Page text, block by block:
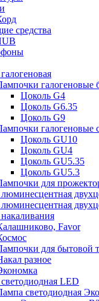
средства
галогеновые
Цоколь G4
Цоколь G6.35
Цоколь G9
галогеновые
Цоколь GU10
Цоколь GU4
Цоколь GU5.35
Цоколь GU5.3
для
Favor
для бытовой
разное
LED
светодиодная